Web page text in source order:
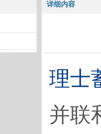
详细内容
理士
并联